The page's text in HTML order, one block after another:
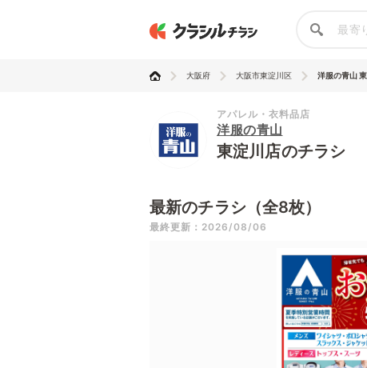
大阪府 大阪市東淀川区 洋服の青山
アパレル・衣料品店
洋服の青山
東淀川店のチラシ
最新のチラシ（全8枚）
最終更新：2026/08/06